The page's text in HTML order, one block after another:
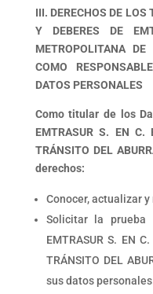
III. DERECHOS DE
Y DEBERES DE
METROPOLITANA
COMO
DATOS PERSONALES
Como titular de los
EMTRASUR S. EN C.
TRÁNSITO DEL
derechos:
Conocer, actualizar
Solicitar la prueba
EMTRASUR S. EN
TRÁNSITO DEL
sus datos